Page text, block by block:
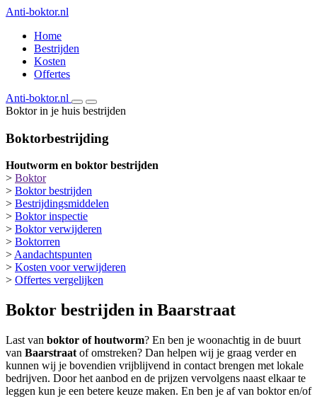
Anti-boktor.nl
Home
Bestrijden
Kosten
Offertes
Anti-boktor.nl
Boktor in je huis bestrijden
Boktorbestrijding
Houtworm en boktor bestrijden
> Boktor
> Boktor bestrijden
> Bestrijdingsmiddelen
> Boktor inspectie
> Boktor verwijderen
> Boktorren
>Aandachtspunten
> Kosten voor verwijderen
> Offertes vergelijken
Boktor bestrijden in Baarstraat
Last van boktor of houtworm? En ben je woonachtig in de buurt
van Baarstraat of omstreken? Dan helpen wij je graag verder en
kunnen wij je bovendien vrijblijvend in contact brengen met lokale
bedrijven. Door het aanbod en de prijzen vervolgens naast elkaar te
leggen kun je een betere keuze maken. En ben je af van boktor en/of